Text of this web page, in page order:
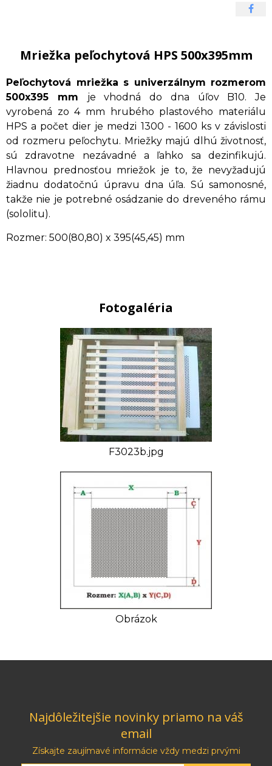
Mriežka peľochytová HPS 500x395mm
Peľochytová mriežka s univerzálnym rozmerom
500x395 mm je vhodná do dna úľov B10. Je
vyrobená zo 4 mm hrubého plastového materiálu
HPS a počet dier je medzi 1300 - 1600 ks v závislosti
od rozmeru peľochytu. Mriežky majú dlhú životnosť,
sú zdravotne nezávadné a ľahko sa dezinfikujú.
Hlavnou prednosťou mriežok je to, že nevyžadujú
žiadnu dodatočnú úpravu dna úľa. Sú samonosné,
takže nie je potrebné osádzanie do dreveného rámu
(sololitu).
Rozmer: 500(80,80) x 395(45,45) mm
Fotogaléria
F3023b.jpg
Obrázok
Najdôležitejšie novinky priamo na váš
email
Získajte zaujímavé informácie vždy medzi prvými